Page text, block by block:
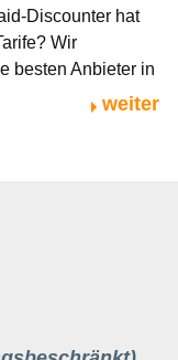
Discounter hat
Wir
besten Anbieter in
weiter